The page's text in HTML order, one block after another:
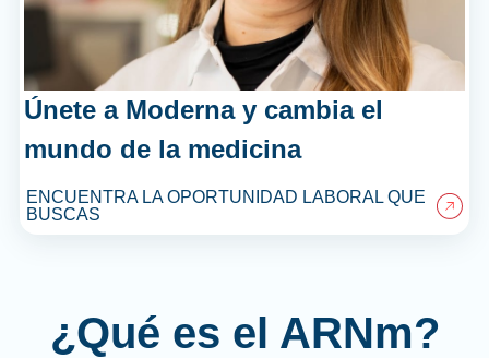
Únete a Moderna y cambia el
mundo de la medicina
ENCUENTRA LA OPORTUNIDAD LABORAL QUE
BUSCAS
¿Qué es el ARNm?